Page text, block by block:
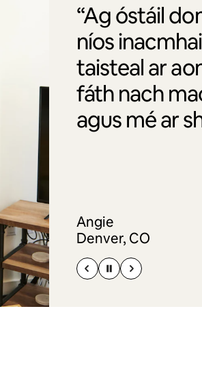
“Ag óstáil
níos
taisteal ar
fáth nach
agus mé ar
Angie
Denver, CO